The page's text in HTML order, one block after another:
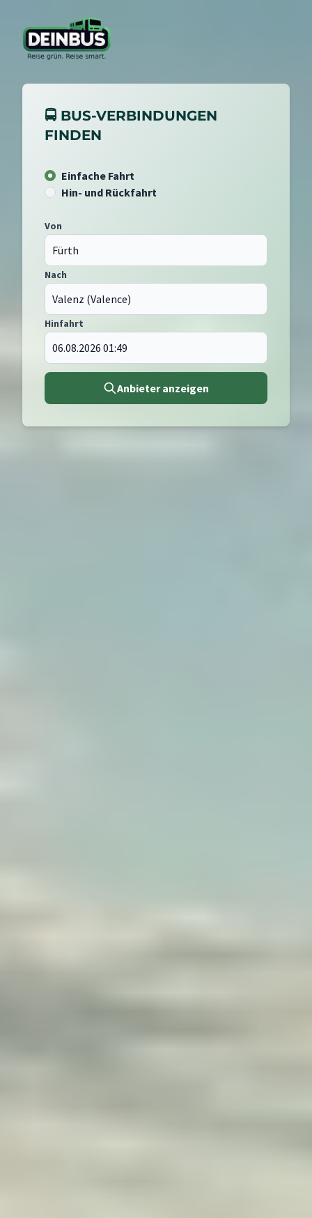
🚍 BUS-VERBINDUNGEN
FINDEN
Einfache Fahrt
Hin- und Rückfahrt
Von
Nach
Hinfahrt
Anbieter anzeigen